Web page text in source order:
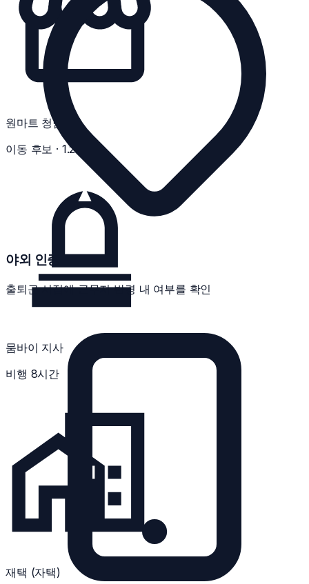
원마트 청담점
이동 후보 · 1.2km
뭄바이 지사
비행 8시간
재택 (자택)
야외 인증
출퇴근 시점에 근무지 반경 내 여부를 확인